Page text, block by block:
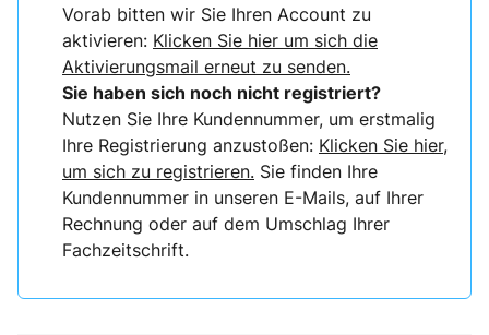
Vorab bitten wir Sie Ihren Account zu
aktivieren: Klicken Sie hier um sich die
Aktivierungsmail erneut zu senden.
Sie haben sich noch nicht registriert?
Nutzen Sie Ihre Kundennummer, um erstmalig
Ihre Registrierung anzustoßen: Klicken Sie hier,
um sich zu registrieren. Sie finden Ihre
Kundennummer in unseren E-Mails, auf Ihrer
Rechnung oder auf dem Umschlag Ihrer
Fachzeitschrift.